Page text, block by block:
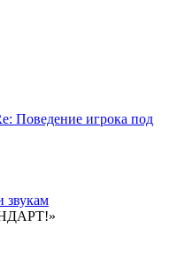
Поведение игрока под
звукам